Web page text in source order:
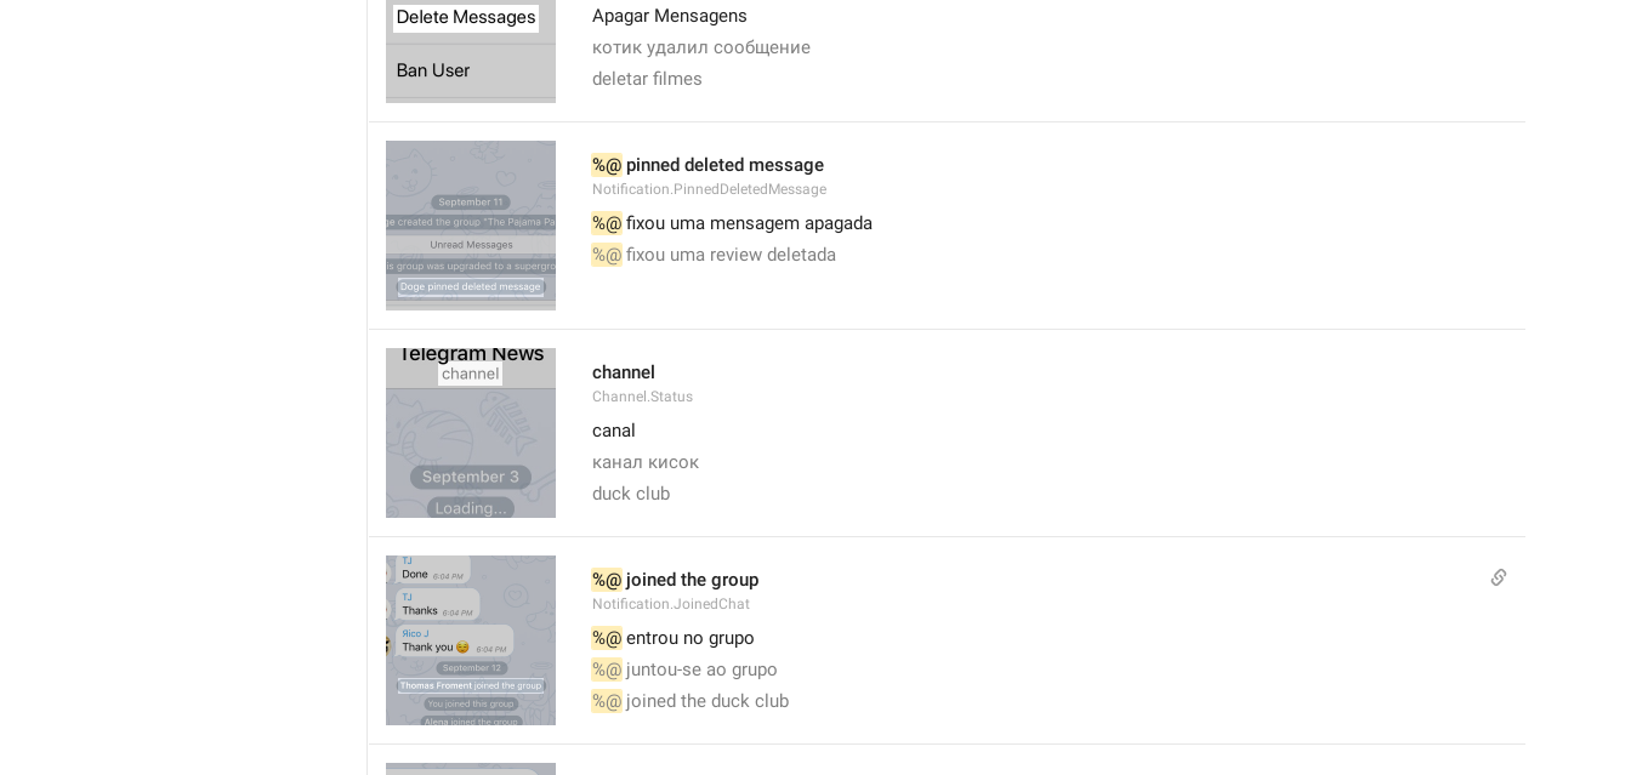
Apagar Mensagens
котик удалил сообщение
deletar filmes
%@ pinned deleted message
Notification.PinnedDeletedMessage
%@ fixou uma mensagem apagada
%@ fixou uma review deletada
channel
Channel.Status
canal
канал кисок
duck club
%@ joined the group
Notification.JoinedChat
%@ entrou no grupo
%@ juntou-se ao grupo
%@ joined the duck club